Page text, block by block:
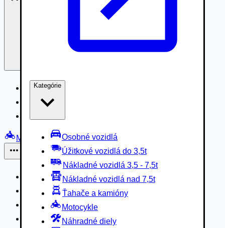
Kategórie
Osobné vozidlá
Úžitkové vozidlá do 3,5t
Nákladné vozidlá 3,5 - 7,5t
Nákladné vozidlá nad 7,5t
Ťahače a kamióny
Motocykle
Náhradné diely
Nákladné vozidlá 3,5 - 7,5t
Nákladné vozidlá nad 7,5t
Motocykle
Náhradné diely
Autobusy
Vodné/Snežné skútre, štvorkolky
Obytné prívesy autokaravany / bufety